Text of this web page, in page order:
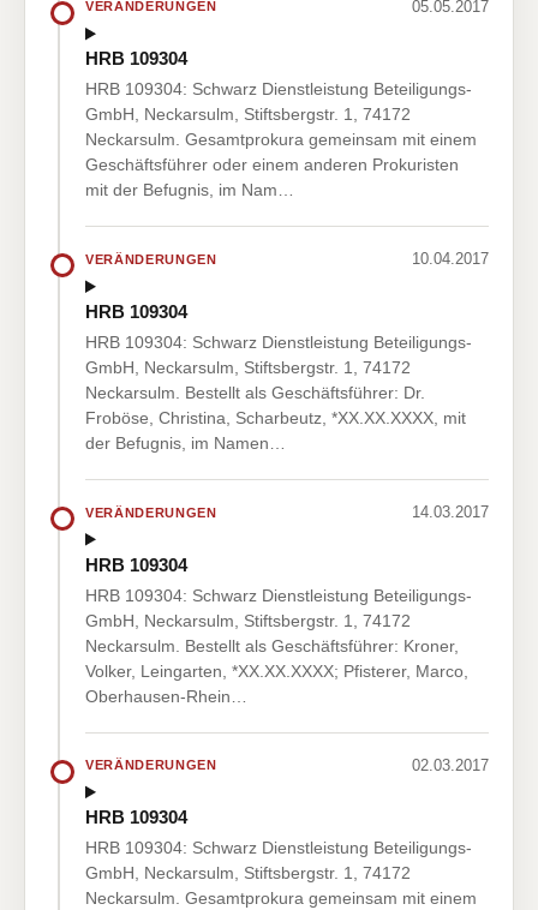
VERÄNDERUNGEN 05.05.2017
HRB 109304
HRB 109304: Schwarz Dienstleistung Beteiligungs-
GmbH, Neckarsulm, Stiftsbergstr. 1, 74172
Neckarsulm. Gesamtprokura gemeinsam mit einem
Geschäftsführer oder einem anderen Prokuristen
mit der Befugnis, im Nam…
VERÄNDERUNGEN 10.04.2017
HRB 109304
HRB 109304: Schwarz Dienstleistung Beteiligungs-
GmbH, Neckarsulm, Stiftsbergstr. 1, 74172
Neckarsulm. Bestellt als Geschäftsführer: Dr.
Froböse, Christina, Scharbeutz, *XX.XX.XXXX, mit
der Befugnis, im Namen…
VERÄNDERUNGEN 14.03.2017
HRB 109304
HRB 109304: Schwarz Dienstleistung Beteiligungs-
GmbH, Neckarsulm, Stiftsbergstr. 1, 74172
Neckarsulm. Bestellt als Geschäftsführer: Kroner,
Volker, Leingarten, *XX.XX.XXXX; Pfisterer, Marco,
Oberhausen-Rhein…
VERÄNDERUNGEN 02.03.2017
HRB 109304
HRB 109304: Schwarz Dienstleistung Beteiligungs-
GmbH, Neckarsulm, Stiftsbergstr. 1, 74172
Neckarsulm. Gesamtprokura gemeinsam mit einem